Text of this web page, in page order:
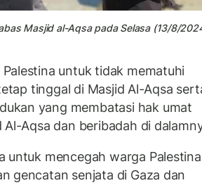
Masjid al-Aqsa pada Selasa (13/8/
untuk tidak mematuhi
tinggal di Masjid Al-Aqsa
yang membatasi hak umat
Aqsa dan beribadah di
untuk mencegah warga Palestina
gencatan senjata di Gaza dan